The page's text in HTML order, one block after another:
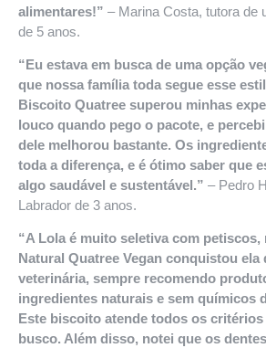
alimentares!” – Marina Costa, tutora de
de 5 anos.
“Eu estava em busca de uma opção
que nossa família toda segue esse
Biscoito Quatree superou minhas
louco quando pego o pacote, e
dele melhorou bastante. Os
toda a diferença, e é ótimo saber que
algo saudável e sustentável.” – Pedro
Labrador de 3 anos.
“A Lola é muito seletiva com
Natural Quatree Vegan conquistou
veterinária, sempre recomendo
ingredientes naturais e sem químicos
Este biscoito atende todos os
busco. Além disso, notei que os